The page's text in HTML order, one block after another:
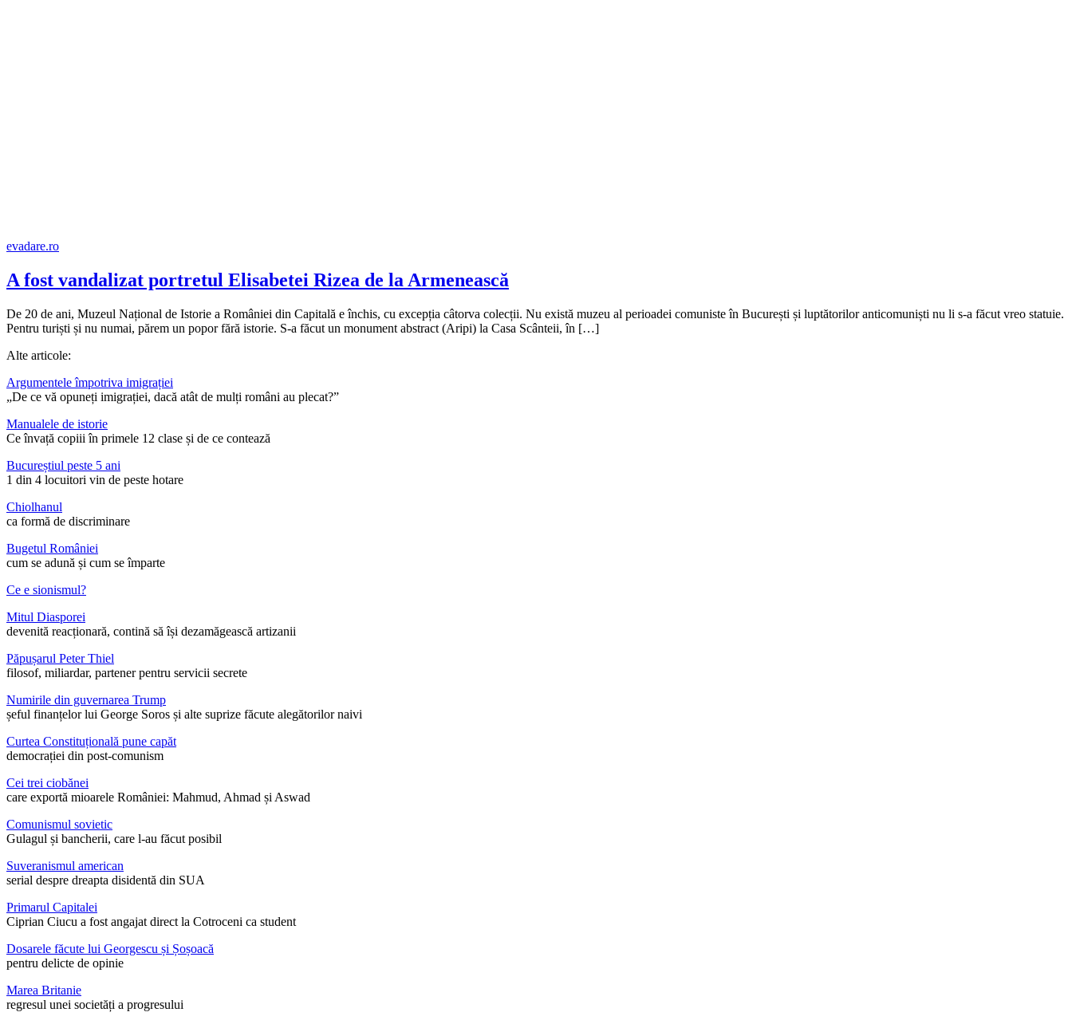
evadare.ro
A fost vandalizat portretul Elisabetei Rizea de la Armenească
De 20 de ani, Muzeul Național de Istorie a României din Capitală e închis, cu excepția câtorva colecții. Nu există muzeu al perioadei comuniste în București și luptătorilor anticomuniști nu li s-a făcut vreo statuie.
Pentru turiști și nu numai, părem un popor fără istorie. S-a făcut un monument abstract (Aripi) la Casa Scânteii, în […]
Alte articole:
Argumentele împotriva imigrației
„De ce vă opuneți imigrației, dacă atât de mulți români au plecat?”
Manualele de istorie
Ce învață copiii în primele 12 clase și de ce contează
Bucureștiul peste 5 ani
1 din 4 locuitori vin de peste hotare
Chiolhanul
ca formă de discriminare
Bugetul României
cum se adună și cum se împarte
Ce e sionismul?
Mitul Diasporei
devenită reacționară, contină să își dezamăgească artizanii
Păpușarul Peter Thiel
filosof, miliardar, partener pentru servicii secrete
Numirile din guvernarea Trump
șeful finanțelor lui George Soros și alte suprize făcute alegătorilor naivi
Curtea Constituțională pune capăt
democrației din post-comunism
Cei trei ciobănei
care exportă mioarele României: Mahmud, Ahmad și Aswad
Comunismul sovietic
Gulagul și bancherii, care l-au făcut posibil
Suveranismul american
serial despre dreapta disidentă din SUA
Primarul Capitalei
Ciprian Ciucu a fost angajat direct la Cotroceni ca student
Dosarele făcute lui Georgescu și Șoșoacă
pentru delicte de opinie
Marea Britanie
regresul unei societăți a progresului